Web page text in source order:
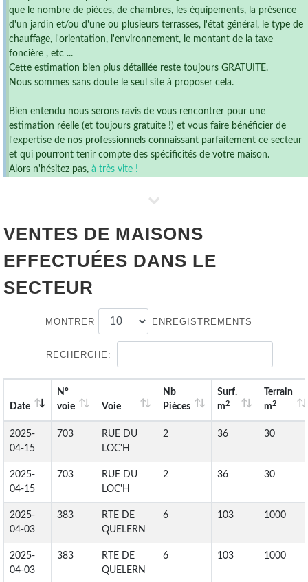
que le nombre de pièces, de chambres, les équipements, la présence
d'un jardin et/ou d'une ou plusieurs terrasses, l'état général, le type de
chauffage, l'orientation, l'environnement, le montant de la taxe
foncière , etc ...
Cette estimation bien plus détaillée reste toujours GRATUITE.
Nous sommes sans doute le seul site à proposer cela.
Bien entendu nous serons ravis de vous rencontrer pour une
estimation réelle (et toujours gratuite !) et vous faire bénéficier de
l'expertise de nos professionnels connaissant parfaitement ce secteur
et qui pourront tenir compte des spécificités de votre maison.
Alors n'hésitez pas, à très vite !
VENTES DE MAISONS
EFFECTUÉES DANS LE
SECTEUR
MONTRER ENREGISTREMENTS
RECHERCHE:
Date
N°
voie
Voie
Nb
Pièces
Surf.
m2
Terrain
m2
2025-
04-15
703
RUE DU
LOC'H
2 36 30
2025-
04-15
703
RUE DU
LOC'H
2 36 30
2025-
04-03
383
RTE DE
QUELERN
6 103 1000
2025-
04-03
383
RTE DE
QUELERN
6 103 1000